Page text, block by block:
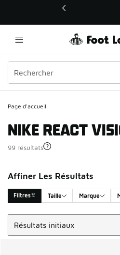
Ce lien ouvrira une nouvelle
Page d'accueil
NIKE REACT
99 résultats
Affiner Les Résultats
Filtres Taille Marque
Search Results